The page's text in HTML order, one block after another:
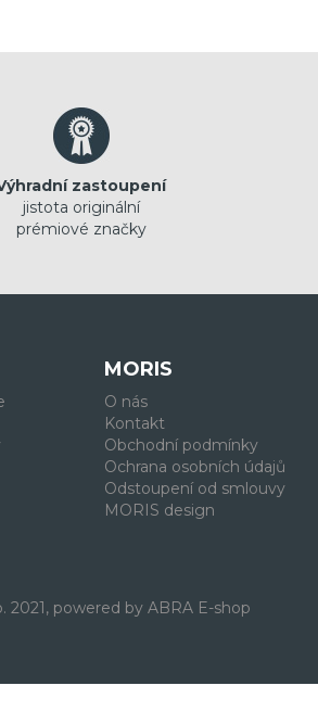
zastoupení
jistota originální
prémiové značky
MORIS
O nás
Kontakt
Obchodní podmínky
Ochrana osobních údajů
Odstoupení od smlouvy
MORIS design
2021, powered by ABRA E-shop